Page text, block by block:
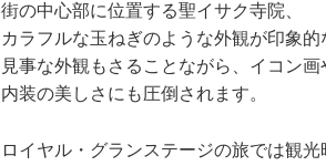
街の中心部に位置する聖イサク寺院、
カラフルな玉ねぎのような外観が印象的
見事な外観もさることながら、イコン
内装の美しさにも圧倒されます。
ロイヤル・グランステージの旅では観